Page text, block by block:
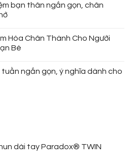
bạn thân ngắn gọn, chân
Hòa Chân Thành Cho Người
Bè
tuần ngắn gọn, ý nghĩa dành cho
dài tay Paradox® TWIN